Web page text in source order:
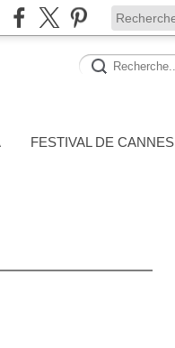
FESTIVAL DE CANNES